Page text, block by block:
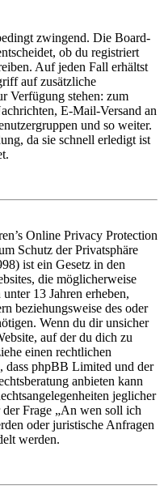
zwingend. Die Board-
ob du registriert
Auf jeden Fall erhältst
auf zusätzliche
Verfügung stehen: zum
E-Mail-Versand an
und so weiter.
da sie schnell erledigt ist
Online Privacy Protection
Schutz der Privatsphäre
ist ein Gesetz in den
die möglicherweise
13 Jahren erheben,
beziehungsweise des oder
Wenn du dir unsicher
auf der du dich zu
einen rechtlichen
dass phpBB Limited und der
anbieten kann
jeglicher
Frage „An wen soll ich
oder juristische Anfragen
werden.